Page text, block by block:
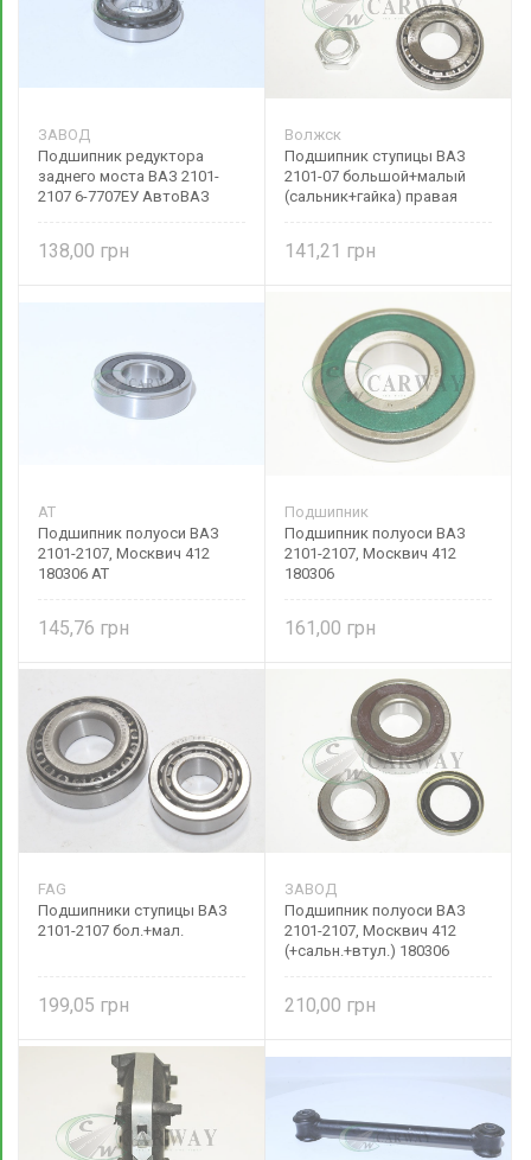
ЗАВОД
Подшипник редуктора
заднего моста ВАЗ 2101-
2107 6-7707ЕУ АвтоВАЗ
138,00
Волжск
Подшипник ступицы ВАЗ
2101-07 большой+малый
(сальник+гайка) правая
141,21
AT
Подшипник полуоси ВАЗ
2101-2107, Москвич 412
180306 AT
145,76
Подшипник
Подшипник полуоси ВАЗ
2101-2107, Москвич 412
180306
161,00
FAG
Подшипники ступицы ВАЗ
2101-2107 бол.+мал.
199,05
ЗАВОД
Подшипник полуоси ВАЗ
2101-2107, Москвич 412
(+сальн.+втул.) 180306
210,00